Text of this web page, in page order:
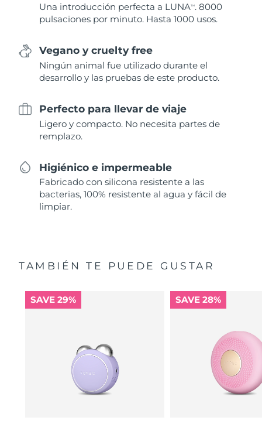
Una introducción perfecta a LUNATM . 8000
pulsaciones por minuto. Hasta 1000 usos.
Vegano y cruelty free
Ningún animal fue utilizado durante el
desarrollo y las pruebas de este producto.
Perfecto para llevar de viaje
Ligero y compacto. No necesita partes de
remplazo.
Higiénico e impermeable
Fabricado con silicona resistente a las
bacterias, 100% resistente al agua y fácil de
limpiar.
TAMBIÉN TE PUEDE GUSTAR
SAVE 29% SAVE 28%